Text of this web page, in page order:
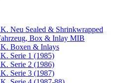
Neu Sealed & Shrinkwrapped
Box & Inlay MIB
Boxen & Inlays
Serie 1 (1985)
Serie 2 (1986)
Serie 3 (1987)